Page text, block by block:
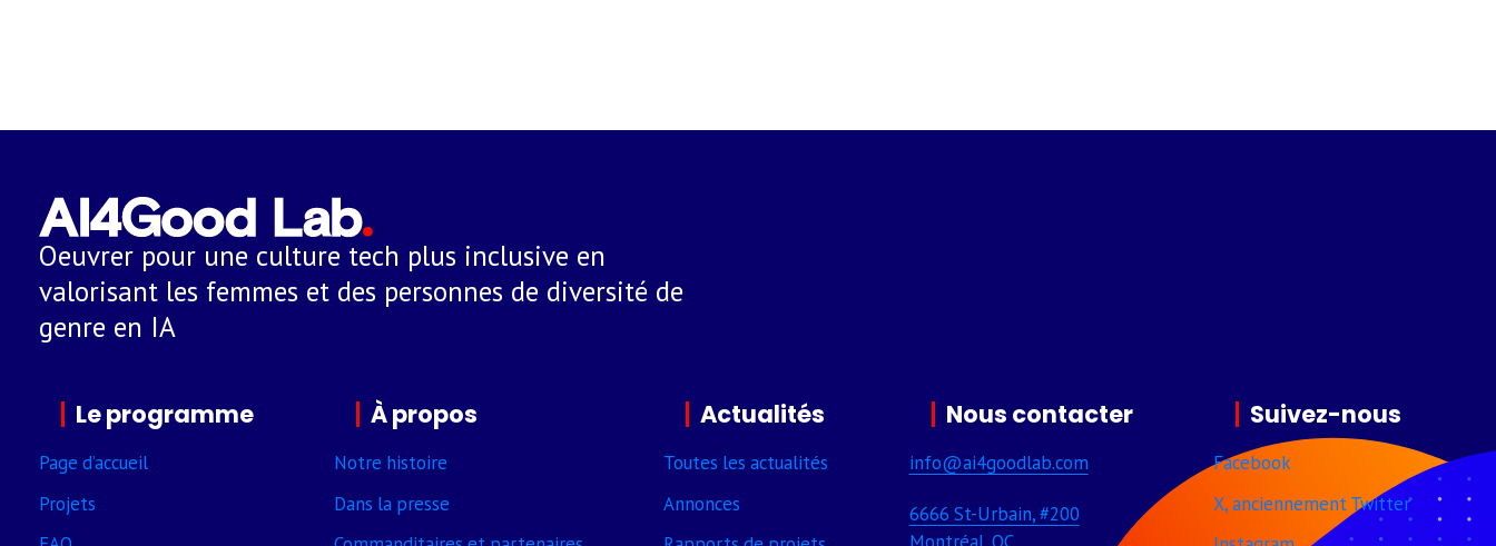
Oeuvrer pour une culture tech plus inclusive en
valorisant les femmes et des personnes de diversité de
genre en IA
Le programme
Page d’accueil
Projets
À propos
Notre histoire
Dans la presse
Actualités
Toutes les actualités
Annonces
Nous contacter
info@ai4goodlab­.com
6666 St-Urbain, #200
Suivez-nous
Facebook
X, anciennement Twitter